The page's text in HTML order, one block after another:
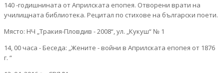
140 -годишнината от Априлската епопея. Отворени врати на
училищната библиотека. Рецитал по стихове на български поети.
Място: НЧ „Тракия-Пловдив - 2008“, ул. „Кукуш“ № 1
14, 00 часа - Беседа: „Жените - войни в Априлската епопея от 1876
г. “